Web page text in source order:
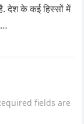
देश के कई हिस्सों में
fields are